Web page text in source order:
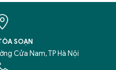
SOẠN
Cửa Nam, TP Hà Nội